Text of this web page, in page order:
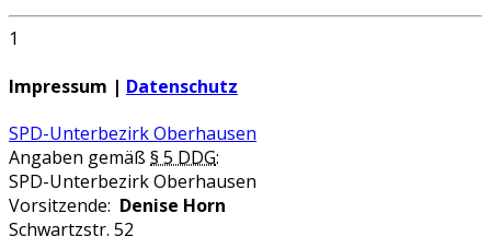
1
Impressum | Datenschutz
SPD-Unterbezirk Oberhausen
Angaben gemäß § 5 DDG:
SPD-Unterbezirk Oberhausen
Vorsitzende: Denise Horn
Schwartzstr. 52